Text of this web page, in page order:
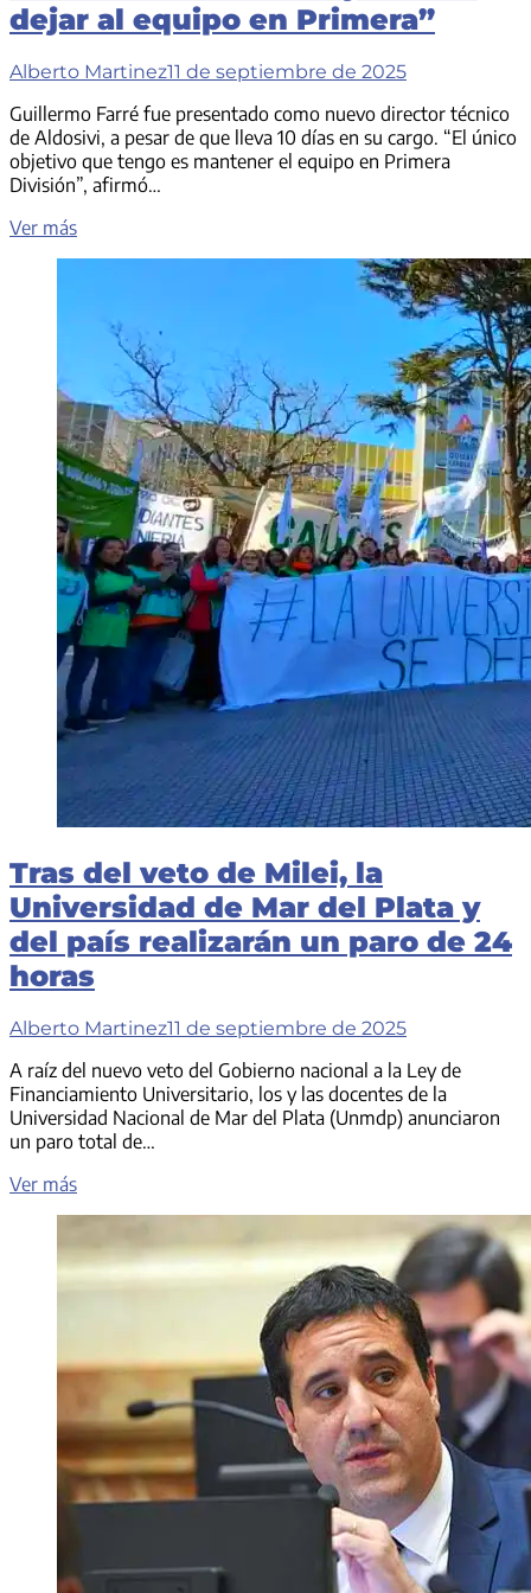
dejar al equipo en Primera”
Alberto Martinez11 de septiembre de 2025
Guillermo Farré fue presentado como nuevo director técnico
de Aldosivi, a pesar de que lleva 10 días en su cargo. “El único
objetivo que tengo es mantener el equipo en Primera
División”, afirmó…
Ver másFarré
Aldosivi:
único
objetivo
es
dejar
al
equipo
en
Primera”
Tras del veto de Milei, la
Universidad de Mar del Plata y
del país realizarán un paro de 24
horas
Alberto Martinez11 de septiembre de 2025
A raíz del nuevo veto del Gobierno nacional a la Ley de
Financiamiento Universitario, los y las docentes de la
Universidad Nacional de Mar del Plata (Unmdp) anunciaron
un paro total de…
Ver másTras
de
Milei,
Mar
Plata
y
del
país
de